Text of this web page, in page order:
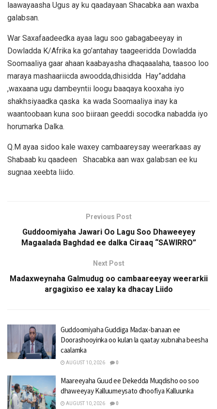
laawayaasha Ugus ay ku qaadayaan Shacabka aan waxba
galabsan.
War Saxafaadeedka ayaa lagu soo gabagabeeyay in
Dowladda K/Afrika ka go’antahay taageeridda Dowladda
Soomaaliya gaar ahaan kaabayasha dhaqaaalaha, taasoo loo
maraya mashaariicda awoodda,dhisidda Hay”addaha
,waxaana ugu dambeyntii loogu baaqaya kooxaha iyo
shakhsiyaadka qaska ka wada Soomaaliya inay ka
waantoobaan kuna soo biiraan geeddi socodka nabadda iyo
horumarka Dalka.
Q.M ayaa sidoo kale waxey cambaareysay weerarkaas ay
Shabaab ku qaadeen Shacabka aan wax galabsan ee ku
sugnaa xeebta liido.
Previous Post
Guddoomiyaha Jawari Oo Lagu Soo Dhaweeyey
Magaalada Baghdad ee dalka Ciraaq “SAWIRRO”
Next Post
Madaxweynaha Galmudug oo cambaareeyay weerarkii
argagixiso ee xalay ka dhacay Liido
Guddoomiyaha Guddiga Madax-banaan ee
Doorashooyinka oo kulan la qaatay xubnaha beesha
caalamka
AUGUST 10, 2026 0
Maareeyaha Guud ee Dekedda Muqdisho oo soo
dhaweeyay Kalluumeysato dhoofiya Kalluunka
AUGUST 10, 2026 0